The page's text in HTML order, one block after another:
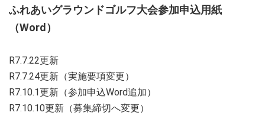
ふれあいグラウンドゴルフ大会参加申込用紙
（Word）
R7.7.22更新
R7.7.24更新（実施要項変更）
R7.10.1更新（参加申込Word追加）
R7.10.10更新（募集締切へ変更）